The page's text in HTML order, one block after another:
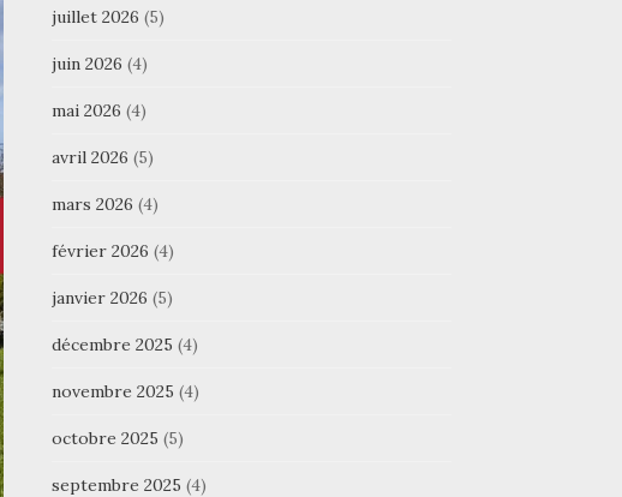
juillet 2026 (5)
juin 2026 (4)
mai 2026 (4)
avril 2026 (5)
mars 2026 (4)
février 2026 (4)
janvier 2026 (5)
décembre 2025 (4)
novembre 2025 (4)
octobre 2025 (5)
septembre 2025 (4)